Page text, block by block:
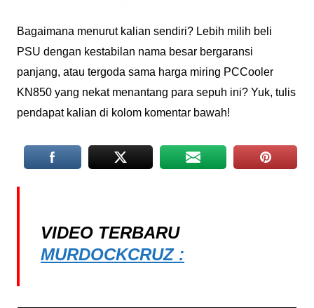
Bagaimana menurut kalian sendiri? Lebih milih beli
PSU dengan kestabilan nama besar bergaransi
panjang, atau tergoda sama harga miring PCCooler
KN850 yang nekat menantang para sepuh ini? Yuk, tulis
pendapat kalian di kolom komentar bawah!
VIDEO TERBARU
MURDOCKCRUZ :